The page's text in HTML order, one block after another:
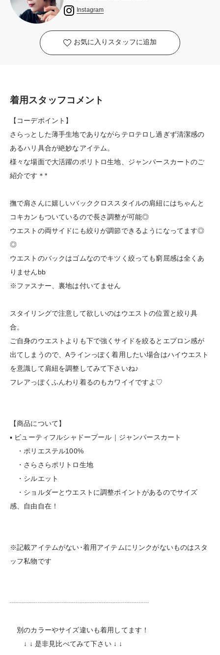
Instagram
お気に入りスタッフに追加
着用スタッフコメント
【コーデポイント】
さらっとした薄手生地でありながらテロテロし過ぎず清潔感の
あるハリ具合が絶妙なアイテム。
様々な場面で大活躍のポリトロ生地、ジャンパースカートのご
紹介です＊*
撫で肩さんに嬉しいバッククロススタイルの肩紐にはちゃんと
コキカンもついているので長さ調整が可能◎
ウエストの両サイドにも絞りが調節できるようになってます◎
◎
ウエストのバックはゴムなのでキツく絞っても窮屈感は全くあ
りませんbb
※ファスナー、裏地は付いてません
スタイリングで注意して欲しいのはウエストの位置と絞り具
合。
ご自身のウエストよりも下で強くサイドを絞るとエプロン感が
出てしまうので、Aラインっぽく着用したい場合はハイウエスト
を意識して肩紐を調整してみて下さいね♪
フレアっぽくふんわり着るのもカワイイですよ♡
【商品について】
▪︎ ビューティフルシャドープール｜ジャンパースカート
・ポリエステル100%
・さらさらポリトロ生地
・シルエット
・ショルダーとウエストに調整ポイントがあるのでサイズ
感、自由自在！
※記載アイテムがない･着用アイテムにリンクがないものはスタ
ッフ私物です
┈┈┈┈┈┈┈┈┈┈┈┈┈┈┈┈┈┈┈┈
別のカラーやサイズ違いも着用してます！
↓ ↓ 是非見比べてみて下さい ↓ ↓